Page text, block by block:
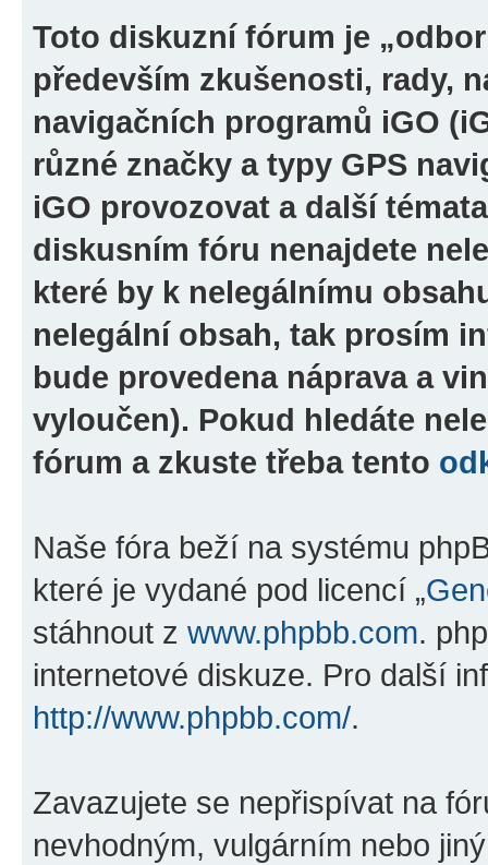
Toto diskuzní fórum je
především zkušenosti, rady,
navigačních programů iGO
různé značky a typy GPS
iGO provozovat a další
diskusním fóru nenajdete
které by k nelegálnímu
nelegální obsah, tak prosím
bude provedena náprava a
vyloučen). Pokud hledáte
fórum a zkuste třeba tento
Naše fóra beží na systému
které je vydané pod licencí „
stáhnout z www.phpbb.com.
internetové diskuze. Pro další
http://www.phpbb.com/.
Zavazujete se nepřispívat na
nevhodným, vulgárním nebo